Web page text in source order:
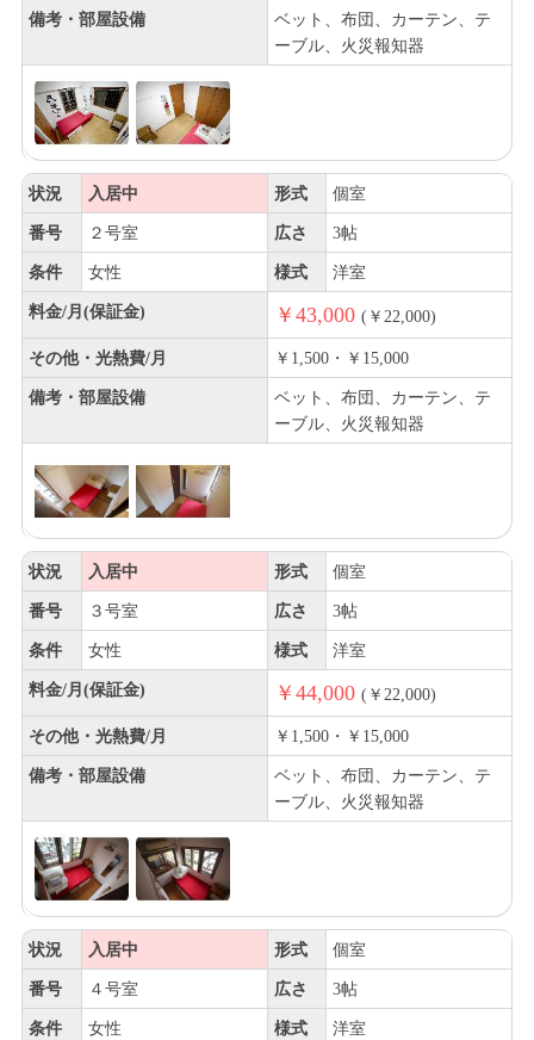
備考・部屋設備
ベット、布団、カーテン、テ
ーブル、火災報知器
状況 入居中 形式 個室
番号 ２号室 広さ 3帖
条件 女性 様式 洋室
料金/月(保証金) ￥43,000 (￥22,000)
その他・光熱費/月 ￥1,500・￥15,000
備考・部屋設備
ベット、布団、カーテン、テ
ーブル、火災報知器
状況 入居中 形式 個室
番号 ３号室 広さ 3帖
条件 女性 様式 洋室
料金/月(保証金) ￥44,000 (￥22,000)
その他・光熱費/月 ￥1,500・￥15,000
備考・部屋設備
ベット、布団、カーテン、テ
ーブル、火災報知器
状況 入居中 形式 個室
番号 ４号室 広さ 3帖
条件 女性 様式 洋室